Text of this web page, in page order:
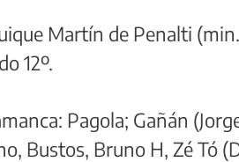
Martín de Penalti
12º.
Pagola; Gañán
Bustos, Bruno H, Zé Tó